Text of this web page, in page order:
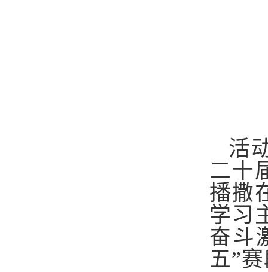
活
二十
播撒
学习
奋斗
五”